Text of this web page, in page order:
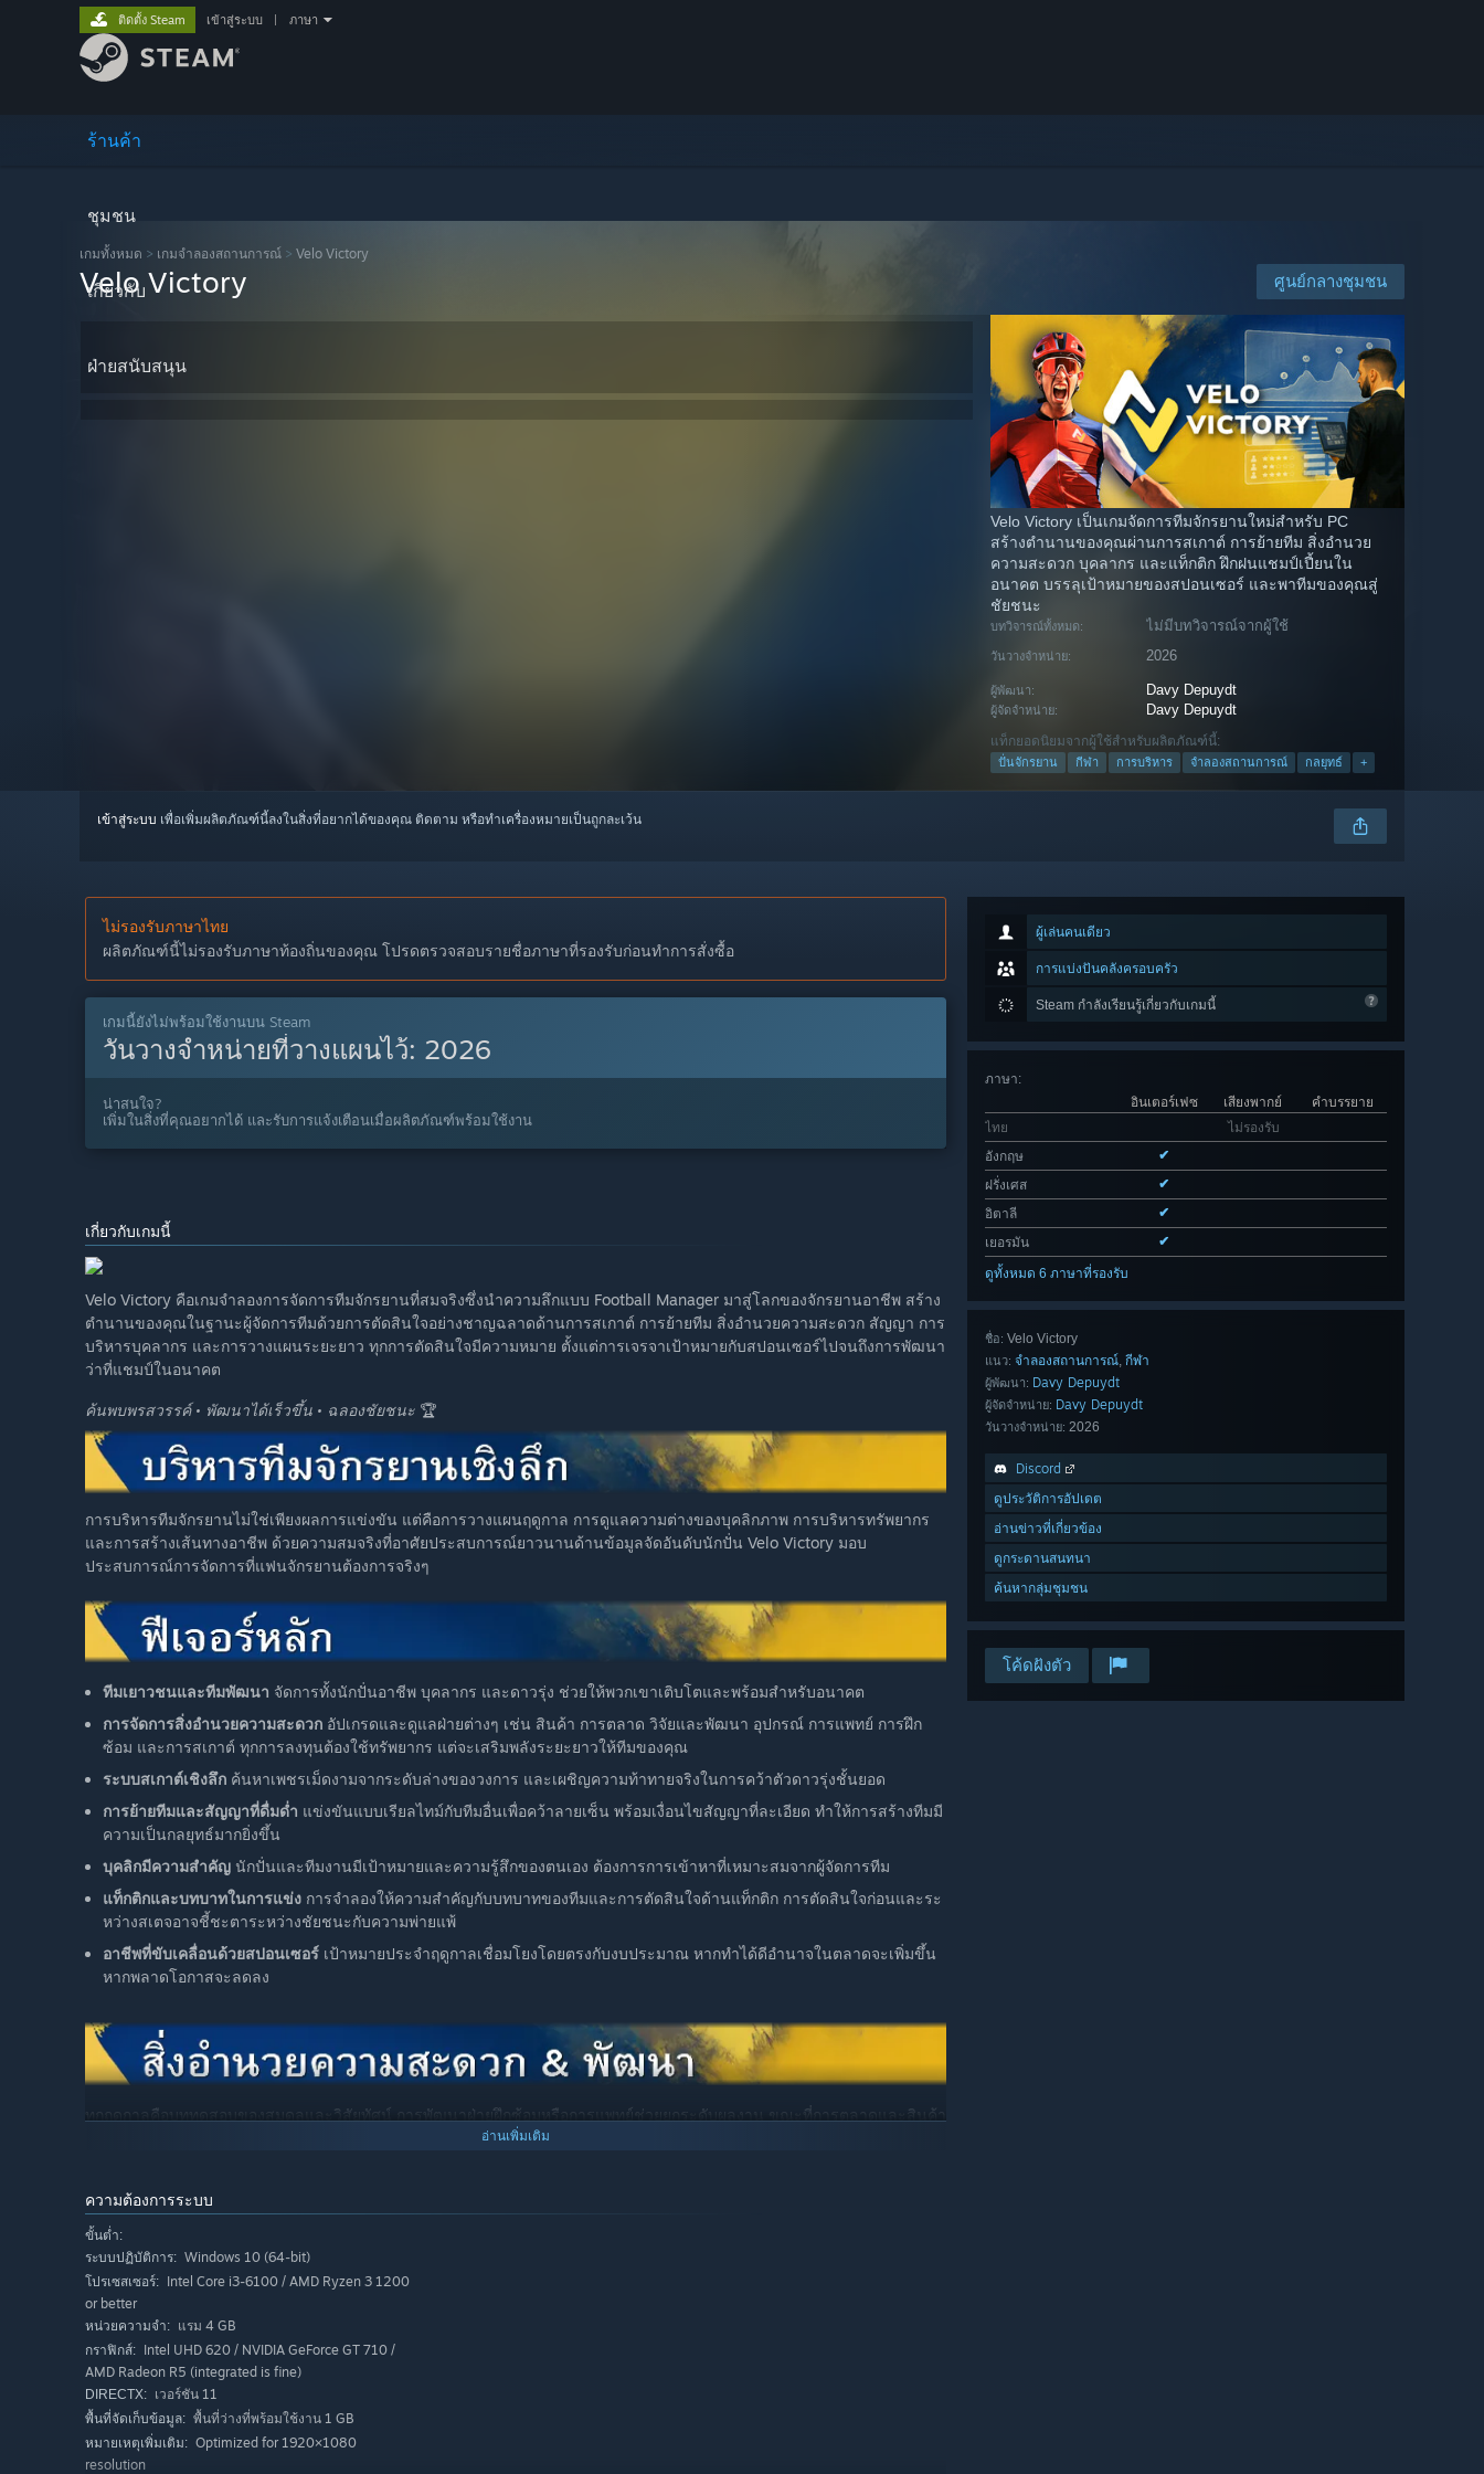
ร้านค้า
ชุมชน
เกี่ยวกับ
ฝ่ายสนับสนุน
ติดตั้ง Steam เข้าสู่ระบบ ภาษา
เกมทั้งหมด > เกมจำลองสถานการณ์ > Velo Victory
ศูนย์กลางชุมชน
Velo Victory
Velo Victory เป็นเกมจัดการทีมจักรยานใหม่สำหรับ PC
สร้างตำนานของคุณผ่านการสเกาต์ การย้ายทีม สิ่งอำนวย
ความสะดวก บุคลากร และแท็กติก ฝึกฝนแชมป์เปี้ยนใน
อนาคต บรรลุเป้าหมายของสปอนเซอร์ และพาทีมของคุณสู่
ชัยชนะ
บทวิจารณ์ทั้งหมด: ไม่มีบทวิจารณ์จากผู้ใช้
วันวางจำหน่าย: 2026
ผู้พัฒนา: Davy Depuydt
ผู้จัดจำหน่าย: Davy Depuydt
แท็กยอดนิยมจากผู้ใช้สำหรับผลิตภัณฑ์นี้:
ปั่นจักรยาน กีฬา การบริหาร จำลองสถานการณ์ กลยุทธ์ +
เข้าสู่ระบบ เพื่อเพิ่มผลิตภัณฑ์นี้ลงในสิ่งที่อยากได้ของคุณ ติดตาม หรือทำเครื่องหมายเป็นถูกละเว้น
ผู้เล่นคนเดียว
การแบ่งปันคลังครอบครัว
Steam กำลังเรียนรู้เกี่ยวกับเกมนี้
ภาษา:
อินเตอร์เฟซ
เสียงพากย์
คำบรรยาย
ไทย
ไม่รองรับ
อังกฤษ
✔
ฝรั่งเศส
✔
อิตาลี
✔
เยอรมัน
✔
ดูทั้งหมด 6 ภาษาที่รองรับ
ชื่อ: Velo Victory
แนว: จำลองสถานการณ์, กีฬา
ผู้พัฒนา: Davy Depuydt
ผู้จัดจำหน่าย: Davy Depuydt
วันวางจำหน่าย: 2026
Discord
ดูประวัติการอัปเดต
อ่านข่าวที่เกี่ยวข้อง
ดูกระดานสนทนา
ค้นหากลุ่มชุมชน
โค้ดฝังตัว
ไม่รองรับภาษาไทย
ผลิตภัณฑ์นี้ไม่รองรับภาษาท้องถิ่นของคุณ โปรดตรวจสอบรายชื่อภาษาที่รองรับก่อนทำการสั่งซื้อ
เกมนี้ยังไม่พร้อมใช้งานบน Steam
วันวางจำหน่ายที่วางแผนไว้: 2026
น่าสนใจ?
เพิ่มในสิ่งที่คุณอยากได้ และรับการแจ้งเตือนเมื่อผลิตภัณฑ์พร้อมใช้งาน
เกี่ยวกับเกมนี้
Velo Victory คือเกมจำลองการจัดการทีมจักรยานที่สมจริงซึ่งนำความลึกแบบ Football Manager มาสู่โลกของจักรยานอาชีพ สร้าง
ตำนานของคุณในฐานะผู้จัดการทีมด้วยการตัดสินใจอย่างชาญฉลาดด้านการสเกาต์ การย้ายทีม สิ่งอำนวยความสะดวก สัญญา การ
บริหารบุคลากร และการวางแผนระยะยาว ทุกการตัดสินใจมีความหมาย ตั้งแต่การเจรจาเป้าหมายกับสปอนเซอร์ไปจนถึงการพัฒนา
ว่าที่แชมป์ในอนาคต
ค้นพบพรสวรรค์ • พัฒนาได้เร็วขึ้น • ฉลองชัยชนะ 🏆
การบริหารทีมจักรยานไม่ใช่เพียงผลการแข่งขัน แต่คือการวางแผนฤดูกาล การดูแลความต่างของบุคลิกภาพ การบริหารทรัพยากร
และการสร้างเส้นทางอาชีพ ด้วยความสมจริงที่อาศัยประสบการณ์ยาวนานด้านข้อมูลจัดอันดับนักปั่น Velo Victory มอบ
ประสบการณ์การจัดการที่แฟนจักรยานต้องการจริงๆ
ทีมเยาวชนและทีมพัฒนา จัดการทั้งนักปั่นอาชีพ บุคลากร และดาวรุ่ง ช่วยให้พวกเขาเติบโตและพร้อมสำหรับอนาคต
การจัดการสิ่งอำนวยความสะดวก อัปเกรดและดูแลฝ่ายต่างๆ เช่น สินค้า การตลาด วิจัยและพัฒนา อุปกรณ์ การแพทย์ การฝึก
ซ้อม และการสเกาต์ ทุกการลงทุนต้องใช้ทรัพยากร แต่จะเสริมพลังระยะยาวให้ทีมของคุณ
ระบบสเกาต์เชิงลึก ค้นหาเพชรเม็ดงามจากระดับล่างของวงการ และเผชิญความท้าทายจริงในการคว้าตัวดาวรุ่งชั้นยอด
การย้ายทีมและสัญญาที่ดื่มด่ำ แข่งขันแบบเรียลไทม์กับทีมอื่นเพื่อคว้าลายเซ็น พร้อมเงื่อนไขสัญญาที่ละเอียด ทำให้การสร้างทีมมี
ความเป็นกลยุทธ์มากยิ่งขึ้น
บุคลิกมีความสำคัญ นักปั่นและทีมงานมีเป้าหมายและความรู้สึกของตนเอง ต้องการการเข้าหาที่เหมาะสมจากผู้จัดการทีม
แท็กติกและบทบาทในการแข่ง การจำลองให้ความสำคัญกับบทบาทของทีมและการตัดสินใจด้านแท็กติก การตัดสินใจก่อนและระ
หว่างสเตจอาจชี้ชะตาระหว่างชัยชนะกับความพ่ายแพ้
อาชีพที่ขับเคลื่อนด้วยสปอนเซอร์ เป้าหมายประจำฤดูกาลเชื่อมโยงโดยตรงกับงบประมาณ หากทำได้ดีอำนาจในตลาดจะเพิ่มขึ้น
หากพลาดโอกาสจะลดลง
ทุกฤดูกาลคือบททดสอบของสมดุลและวิสัยทัศน์ การพัฒนาฝ่ายฝึกซ้อมหรือการแพทย์ช่วยยกระดับผลงาน ขณะที่การตลาดและสินค้า
เปิดช่องทางรายได้ใหม่ วิจัยและพัฒนานำอุปกรณ์รุ่นล่าสุดที่ก้าวล้ำมาใช้ และการสเกาต์ที่แข็งแกร่งยิ่งขึ้นจะค้นพบดาวรุ่งคนต่อไป
สปอนเซอร์คือรากฐานของทีม เป้าหมายของพวกเขากำหนดงบประมาณและทิศทางของฤดูกาล คุณไม่ได้เพียงยอมรับเป้าหมาย แต่
ต้องเจรจาเพื่อหาจุดสมดุลระหว่างความทะเยอทะยานของสปอนเซอร์กับศักยภาพจริงของทีม หากทำผลงานเกินคาด คุณจะได้โอกาส
ทางการเงินมากขึ้น หากล้มเหลว คุณจะต้องเผชิญแรงกดดันและการตัดสินใจที่ยากขึ้น
คนคือปัจจัยชี้ขาด นักปั่นและทีมงานมีบุคลิก ความทะเยอทะยาน และความรู้สึกของตนเอง พวกเขาต้องการผู้จัดการที่รู้วิธีเข้าหาใน
อ่านเพิ่มเติม
ความต้องการระบบ
ขั้นต่ำ:
ระบบปฏิบัติการ: Windows 10 (64-bit)
โปรเซสเซอร์: Intel Core i3-6100 / AMD Ryzen 3 1200
or better
หน่วยความจำ: แรม 4 GB
กราฟิกส์: Intel UHD 620 / NVIDIA GeForce GT 710 /
AMD Radeon R5 (integrated is fine)
DIRECTX: เวอร์ชัน 11
พื้นที่จัดเก็บข้อมูล: พื้นที่ว่างที่พร้อมใช้งาน 1 GB
หมายเหตุเพิ่มเติม: Optimized for 1920×1080
resolution